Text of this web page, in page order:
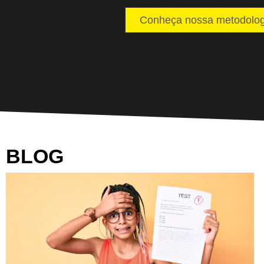
Conheça nossa
BLOG